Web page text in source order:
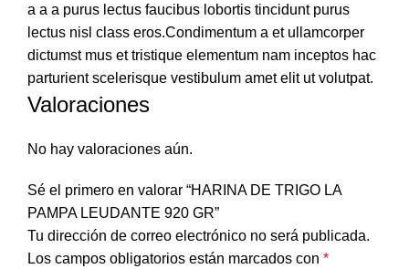
a a a purus lectus faucibus lobortis tincidunt purus
lectus nisl class eros.Condimentum a et ullamcorper
dictumst mus et tristique elementum nam inceptos hac
parturient scelerisque vestibulum amet elit ut volutpat.
Valoraciones
No hay valoraciones aún.
Sé el primero en valorar “HARINA DE TRIGO LA
PAMPA LEUDANTE 920 GR”
Tu dirección de correo electrónico no será publicada.
Los campos obligatorios están marcados con *